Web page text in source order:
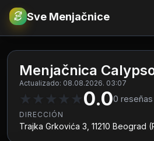
€RSD Sve Menjačnice
Menjačnica
Actualizado: 08.08.2026. 03:07
★ ★ ★ ★ ★0.00 reseñas
DIRECCIÓN
Trajka Grkovića 3, 11210 Beograd